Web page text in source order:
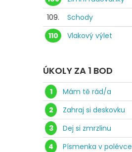
109.
Schody
110
Vlakový výlet
ÚKOLY ZA 1 BOD
1
Mám tě rád/a
2
Zahraj si deskovku
3
Dej si zmrzlinu
4
Písmenka v polévce